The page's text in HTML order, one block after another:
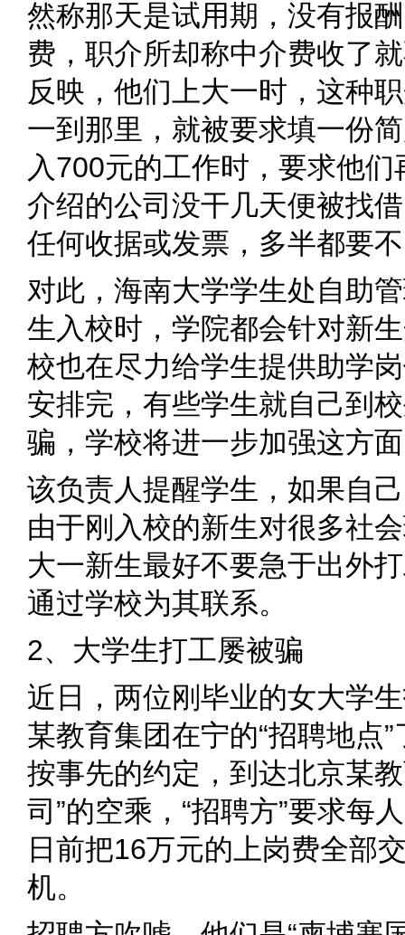
然称那天是试用期，没有报
费，职介所却称中介费收
反映，他们上大一时，这种
一到那里，就被要求填一份
入700元的工作时，要求他
介绍的公司没干几天便被找
任何收据或发票，多半都要
对此，海南大学学生处自助
生入校时，学院都会针对新
校也在尽力给学生提供助学
安排完，有些学生就自己到
骗，学校将进一步加强这方
该负责人提醒学生，如果自
由于刚入校的新生对很多社
大一新生最好不要急于出外
通过学校为其联系。
2、大学生打工屡被骗
近日，两位刚毕业的女大学
某教育集团在宁的“招聘地点
按事先的约定，到达北京某
司”的空乘，“招聘方”要求每
日前把16万元的上岗费全部
机。